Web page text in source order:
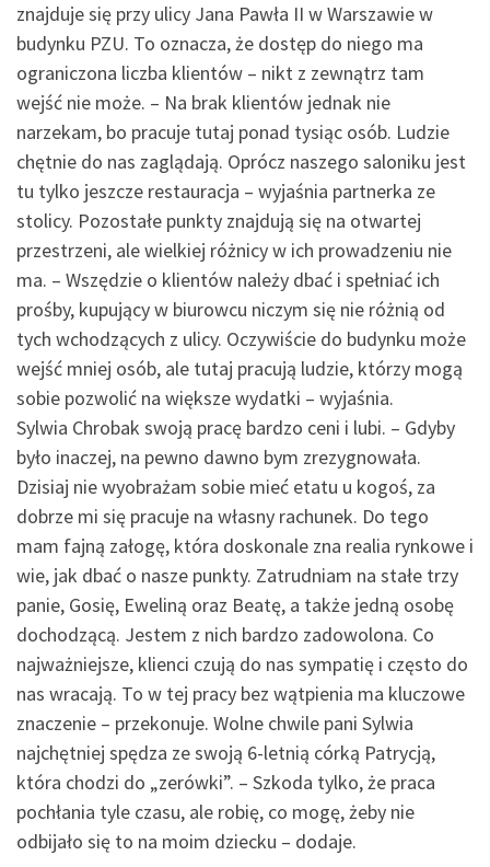
znajduje się przy ulicy Jana Pawła II w Warszawie w
budynku PZU. To oznacza, że dostęp do niego ma
ograniczona liczba klientów – nikt z zewnątrz tam
wejść nie może. – Na brak klientów jednak nie
narzekam, bo pracuje tutaj ponad tysiąc osób. Ludzie
chętnie do nas zaglądają. Oprócz naszego saloniku jest
tu tylko jeszcze restauracja – wyjaśnia partnerka ze
stolicy. Pozostałe punkty znajdują się na otwartej
przestrzeni, ale wielkiej różnicy w ich prowadzeniu nie
ma. – Wszędzie o klientów należy dbać i spełniać ich
prośby, kupujący w biurowcu niczym się nie różnią od
tych wchodzących z ulicy. Oczywiście do budynku może
wejść mniej osób, ale tutaj pracują ludzie, którzy mogą
sobie pozwolić na większe wydatki – wyjaśnia.
Sylwia Chrobak swoją pracę bardzo ceni i lubi. – Gdyby
było inaczej, na pewno dawno bym zrezygnowała.
Dzisiaj nie wyobrażam sobie mieć etatu u kogoś, za
dobrze mi się pracuje na własny rachunek. Do tego
mam fajną załogę, która doskonale zna realia rynkowe i
wie, jak dbać o nasze punkty. Zatrudniam na stałe trzy
panie, Gosię, Eweliną oraz Beatę, a także jedną osobę
dochodzącą. Jestem z nich bardzo zadowolona. Co
najważniejsze, klienci czują do nas sympatię i często do
nas wracają. To w tej pracy bez wątpienia ma kluczowe
znaczenie – przekonuje. Wolne chwile pani Sylwia
najchętniej spędza ze swoją 6-letnią córką Patrycją,
która chodzi do „zerówki”. – Szkoda tylko, że praca
pochłania tyle czasu, ale robię, co mogę, żeby nie
odbijało się to na moim dziecku – dodaje.